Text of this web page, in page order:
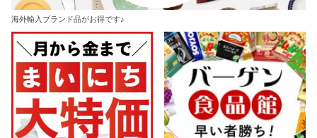
海外輸入ブランド品がお得です♪